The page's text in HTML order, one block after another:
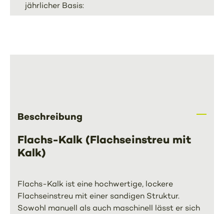
jährlicher Basis:
Beschreibung
Flachs-Kalk (Flachseinstreu mit
Kalk)
Flachs-Kalk ist eine hochwertige, lockere
Flachseinstreu mit einer sandigen Struktur.
Sowohl manuell als auch maschinell lässt er sich